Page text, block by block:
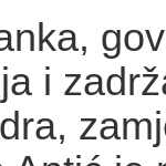
i